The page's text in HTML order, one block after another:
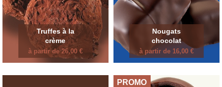
Truffes à la
crème
à partir de 26,00 €
Nougats
chocolat
à partir de 16,00 €
PROMO